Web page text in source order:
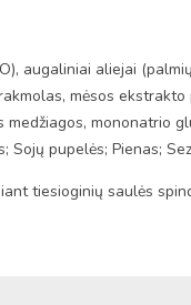
augaliniai aliejai
mėsos
medžiagos, mononatrio
Sojų pupelės; Pienas;
tiesioginių saulės